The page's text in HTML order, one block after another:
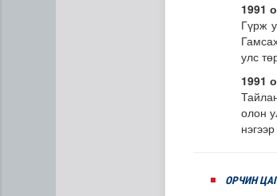
1991
Гүрж
улс
1991
олон
ОРЧИН